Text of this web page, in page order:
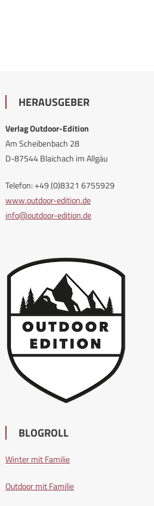
HERAUSGEBER
Verlag Outdoor-Edition
Am Scheibenbach 28
D-87544 Blaichach im Allgäu
Telefon: +49 (0)8321 6755929
www.outdoor-edition.de
info@outdoor-edition.de
BLOGROLL
Winter mit Familie
Outdoor mit Familie